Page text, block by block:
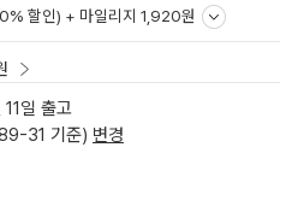
할인) + 마일리지 1,920원
일 출고
31 기준) 변경